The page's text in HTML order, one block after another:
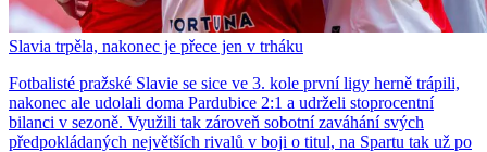
Slavia trpěla, nakonec je přece jen v trháku
Fotbalisté pražské Slavie se sice ve 3. kole první ligy herně trápili,
nakonec ale udolali doma Pardubice 2:1 a udrželi stoprocentní
bilanci v sezoně. Využili tak zároveň sobotní zaváhání svých
předpokládaných největších rivalů v boji o titul, na Spartu tak už po